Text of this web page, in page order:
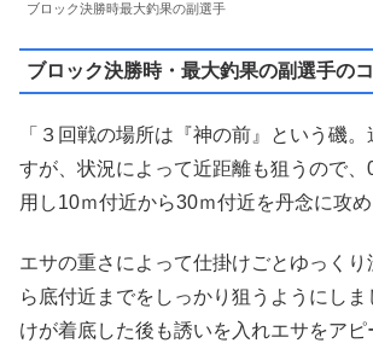
ブロック決勝時最大釣果の副選手
ブロック決勝時・最大釣果の副選手の
「３回戦の場所は『神の前』という磯
すが、状況によって近距離も狙うので、
用し10ｍ付近から30ｍ付近を丹念に攻め
エサの重さによって仕掛けごとゆっく
ら底付近までをしっかり狙うようにし
けが着底した後も誘いを入れエサをアピ